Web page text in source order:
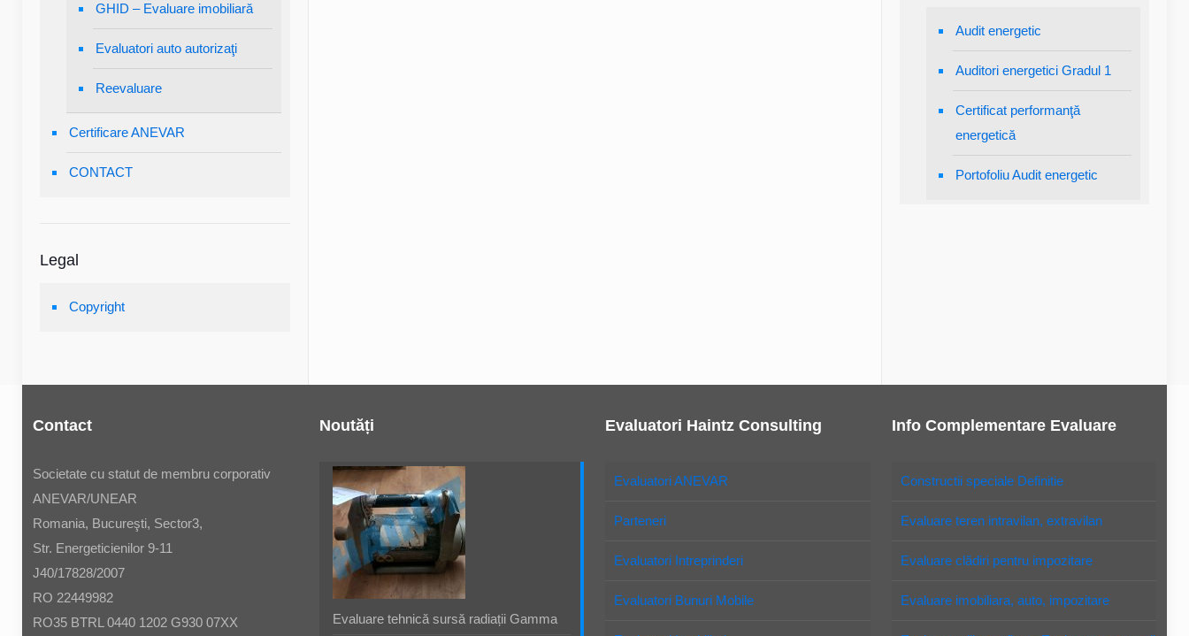
GHID – Evaluare imobiliară
Evaluatori auto autorizaţi
Reevaluare
Certificare ANEVAR
CONTACT
Legal
Copyright
Audit energetic
Auditori energetici Gradul 1
Certificat performanţă
energetică
Portofoliu Audit energetic
Contact
Societate cu statut de membru corporativ
ANEVAR/UNEAR
Romania, Bucureşti, Sector3,
Str. Energeticienilor 9-11
J40/17828/2007
RO 22449982
RO35 BTRL 0440 1202 G930 07XX
Noutăți
Evaluare tehnică sursă radiații Gamma
Evaluatori Haintz Consulting
Evaluatori ANEVAR
Parteneri
Evaluatori Intreprinderi
Evaluatori Bunuri Mobile
Info Complementare Evaluare
Constructii speciale Definitie
Evaluare teren intravilan, extravilan
Evaluare clădiri pentru impozitare
Evaluare imobiliara, auto, impozitare